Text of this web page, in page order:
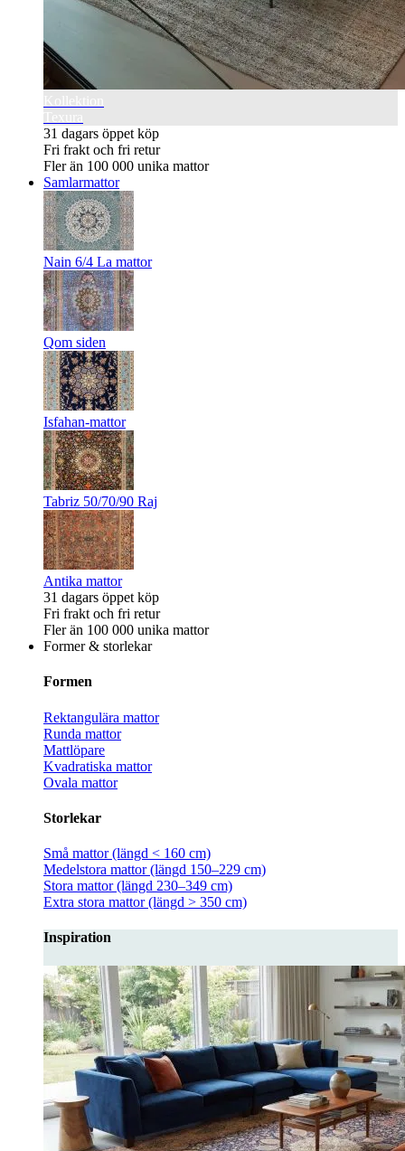
31 dagars öppet köp
Fri frakt och fri retur
Fler än 100 000 unika mattor
Samlarmattor
Nain 6/4 La mattor
Qom siden
Isfahan-mattor
Tabriz 50/70/90 Raj
Antika mattor
31 dagars öppet köp
Fri frakt och fri retur
Fler än 100 000 unika mattor
Former & storlekar
Formen
Rektangulära mattor
Runda mattor
Mattlöpare
Kvadratiska mattor
Ovala mattor
Storlekar
Små mattor (längd < 160 cm)
Medelstora mattor (längd 150–229 cm)
Stora mattor (längd 230–349 cm)
Extra stora mattor (längd > 350 cm)
Inspiration